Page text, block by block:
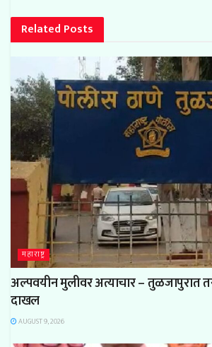
Related Posts
महाराष्ट्र
अल्पवयीन मुलीवर अत्याचार – तुळजापुरात
दाखल
AUGUST 9, 2026